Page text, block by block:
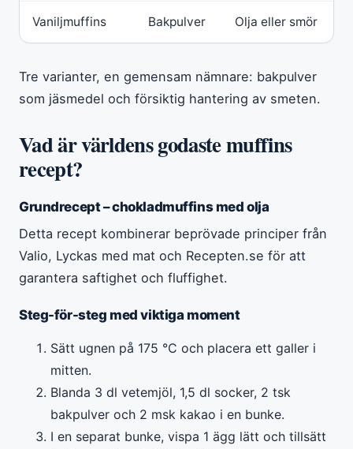
Vaniljmuffins Bakpulver Olja eller smör
Tre varianter, en gemensam nämnare: bakpulver
som jäsmedel och försiktig hantering av smeten.
Vad är världens godaste muffins
recept?
Grundrecept – chokladmuffins med olja
Detta recept kombinerar beprövade principer från
Valio, Lyckas med mat och Recepten.se för att
garantera saftighet och fluffighet.
Steg-för-steg med viktiga moment
Sätt ugnen på 175 °C och placera ett galler i
mitten.
Blanda 3 dl vetemjöl, 1,5 dl socker, 2 tsk
bakpulver och 2 msk kakao i en bunke.
I en separat bunke, vispa 1 ägg lätt och tillsätt